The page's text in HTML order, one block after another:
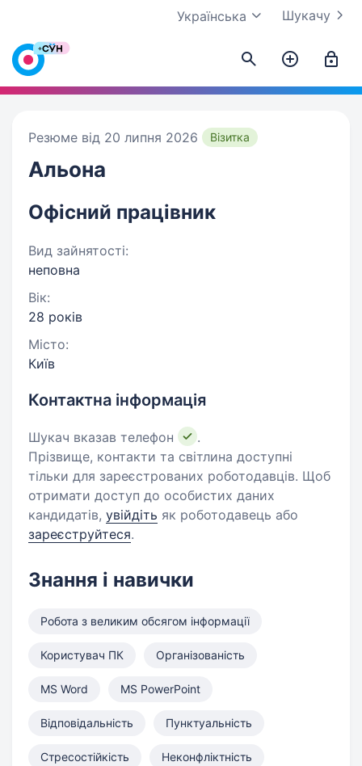
Шукачу
Українська
Резюме від 20 липня 2026 Візитка
Альона
Офісний працівник
Вид зайнятості:
неповна
Вік:
28 років
Місто:
Київ
Контактна інформація
Шукач вказав телефон
.
Прізвище, контакти та світлина доступні
тільки для зареєстрованих роботодавців. Щоб
отримати доступ до особистих даних
кандидатів, увійдіть як роботодавець або
зареєструйтеся.
Знання і навички
Робота з великим обсягом інформації
Користувач ПК Організованість
MS Word MS PowerPoint
Відповідальність Пунктуальність
Стресостійкість Неконфліктність